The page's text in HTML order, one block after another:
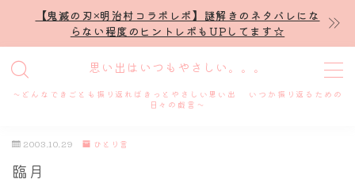
【鬼滅の刃×明治村コラボレポ】謎解きのネタバレにな
らない程度のヒントレポもUPしてます☆
思い出はいつもやさしい。。。
～どんなできごとも振り返ればきっとやさしい思い出 いつか振り返るための
日々の戯言～
MENU
プロフィール
2003.10.29 ひとり言
臨月